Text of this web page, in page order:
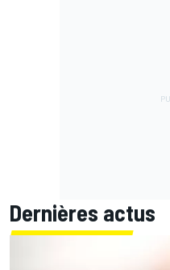
Dernières actus